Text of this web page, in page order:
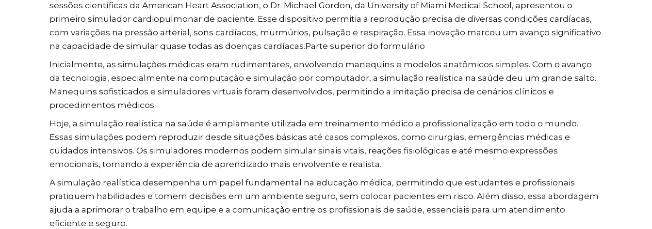
sessões científicas da American Heart Association, o Dr. Michael Gordon, da University of Miami Medical School, apresentou o
primeiro simulador cardiopulmonar de paciente. Esse dispositivo permitia a reprodução precisa de diversas condições cardíacas,
com variações na pressão arterial, sons cardíacos, murmúrios, pulsação e respiração. Essa inovação marcou um avanço significativo
na capacidade de simular quase todas as doenças cardíacas.Parte superior do formulário
Inicialmente, as simulações médicas eram rudimentares, envolvendo manequins e modelos anatômicos simples. Com o avanço
da tecnologia, especialmente na computação e simulação por computador, a simulação realística na saúde deu um grande salto.
Manequins sofisticados e simuladores virtuais foram desenvolvidos, permitindo a imitação precisa de cenários clínicos e
procedimentos médicos.
Hoje, a simulação realística na saúde é amplamente utilizada em treinamento médico e profissionalização em todo o mundo.
Essas simulações podem reproduzir desde situações básicas até casos complexos, como cirurgias, emergências médicas e
cuidados intensivos. Os simuladores modernos podem simular sinais vitais, reações fisiológicas e até mesmo expressões
emocionais, tornando a experiência de aprendizado mais envolvente e realista.
A simulação realística desempenha um papel fundamental na educação médica, permitindo que estudantes e profissionais
pratiquem habilidades e tomem decisões em um ambiente seguro, sem colocar pacientes em risco. Além disso, essa abordagem
ajuda a aprimorar o trabalho em equipe e a comunicação entre os profissionais de saúde, essenciais para um atendimento
eficiente e seguro.